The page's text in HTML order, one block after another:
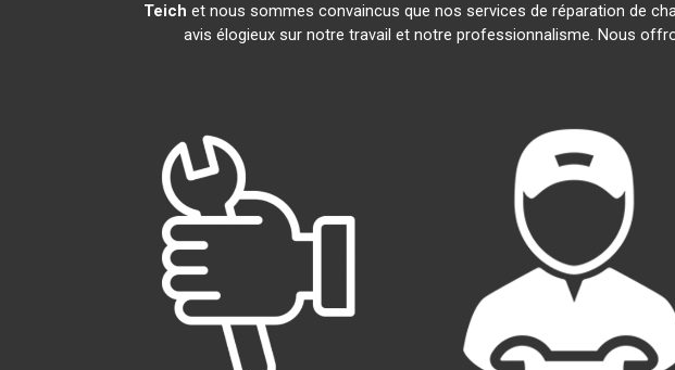
Teich et nous sommes convaincus que nos services de réparation de
avis élogieux sur notre travail et notre professionnalisme. Nous